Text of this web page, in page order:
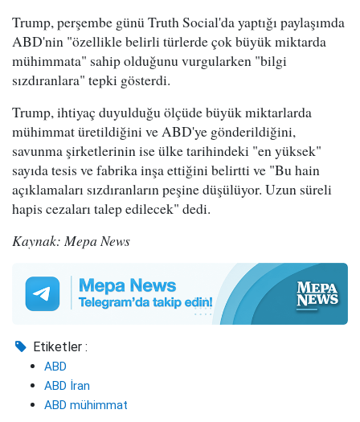
Trump, perşembe günü Truth Social'da yaptığı paylaşımda
ABD'nin "özellikle belirli türlerde çok büyük miktarda
mühimmata" sahip olduğunu vurgularken "bilgi
sızdıranlara" tepki gösterdi.
Trump, ihtiyaç duyulduğu ölçüde büyük miktarlarda
mühimmat üretildiğini ve ABD'ye gönderildiğini,
savunma şirketlerinin ise ülke tarihindeki "en yüksek"
sayıda tesis ve fabrika inşa ettiğini belirtti ve "Bu hain
açıklamaları sızdıranların peşine düşülüyor. Uzun süreli
hapis cezaları talep edilecek" dedi.
Kaynak: Mepa News
Etiketler :
ABD
ABD İran
ABD mühimmat